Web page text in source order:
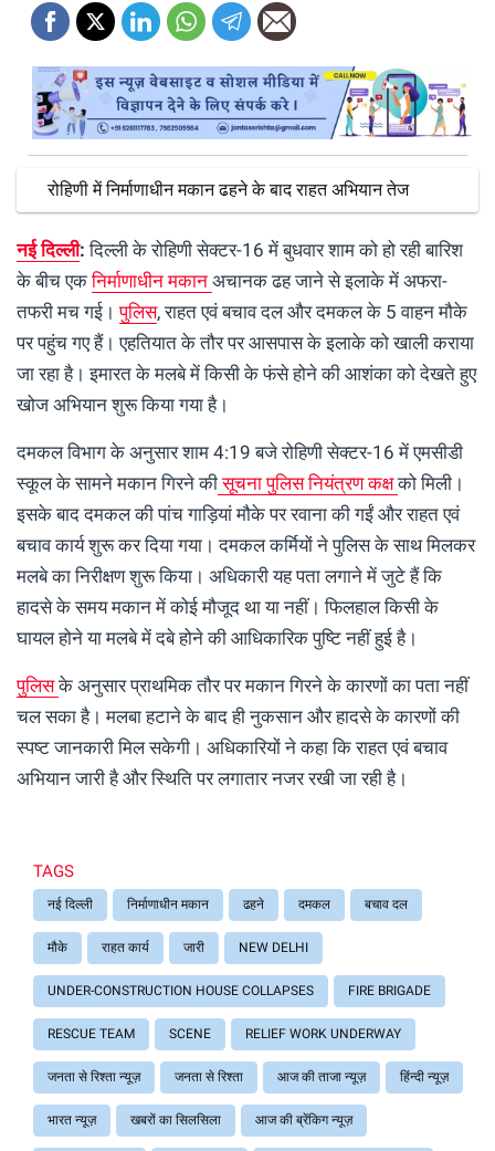
रोहिणी में निर्माणाधीन मकान ढहने के बाद राहत अभियान तेज
नई दिल्ली: दिल्ली के रोहिणी सेक्टर-16 में बुधवार शाम को हो रही बारिश
के बीच एकनिर्माणाधीन मकान अचानक ढह जाने से इलाके में अफरा-
तफरी मच गई।पुलिस, राहत एवं बचाव दल और दमकल के 5 वाहन मौके
पर पहुंच गए हैं। एहतियात के तौर पर आसपास के इलाके को खाली कराया
जा रहा है। इमारत के मलबे में किसी के फंसे होने की आशंका को देखते हुए
खोज अभियान शुरू किया गया है।
दमकल विभाग के अनुसार शाम 4:19 बजे रोहिणी सेक्टर-16 में एमसीडी
स्कूल के सामने मकान गिरने कीसूचना पुलिस नियंत्रण कक्षको मिली।
इसके बाद दमकल की पांच गाड़ियां मौके पर रवाना की गईं और राहत एवं
बचाव कार्य शुरू कर दिया गया। दमकल कर्मियों ने पुलिस के साथ मिलकर
मलबे का निरीक्षण शुरू किया। अधिकारी यह पता लगाने में जुटे हैं कि
हादसे के समय मकान में कोई मौजूद था या नहीं। फिलहाल किसी के
घायल होने या मलबे में दबे होने की आधिकारिक पुष्टि नहीं हुई है।
पुलिसके अनुसार प्राथमिक तौर पर मकान गिरने के कारणों का पता नहीं
चल सका है। मलबा हटाने के बाद ही नुकसान और हादसे के कारणों की
स्पष्ट जानकारी मिल सकेगी। अधिकारियों ने कहा कि राहत एवं बचाव
अभियान जारी है और स्थिति पर लगातार नजर रखी जा रही है।
TAGS
नई दिल्ली निर्माणाधीन मकान ढहने दमकल बचाव दल
मौके राहत कार्य जारी NEW DELHI
UNDER-CONSTRUCTION HOUSE COLLAPSES FIRE BRIGADE
RESCUE TEAM SCENE RELIEF WORK UNDERWAY
जनता से रिश्ता न्यूज़ जनता से रिश्ता आज की ताजा न्यूज़ हिंन्दी न्यूज़
भारत न्यूज़ खबरों का सिलसिला आज की ब्रेंकिग न्यूज़